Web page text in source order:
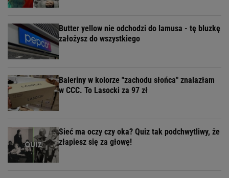
Butter yellow nie odchodzi do lamusa - tę bluzkę
założysz do wszystkiego
Baleriny w kolorze "zachodu słońca" znalazłam
w CCC. To Lasocki za 97 zł
Sieć ma oczy czy oka? Quiz tak podchwytliwy, że
złapiesz się za głowę!